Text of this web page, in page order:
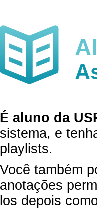
É aluno da
sistema, e
playlists.
Você também
anotações
los depois